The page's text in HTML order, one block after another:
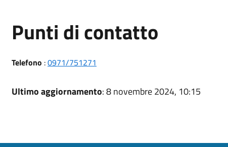
Punti di contatto
Telefono :0971/751271
Ultimo aggiornamento: 8 novembre 2024, 10:15